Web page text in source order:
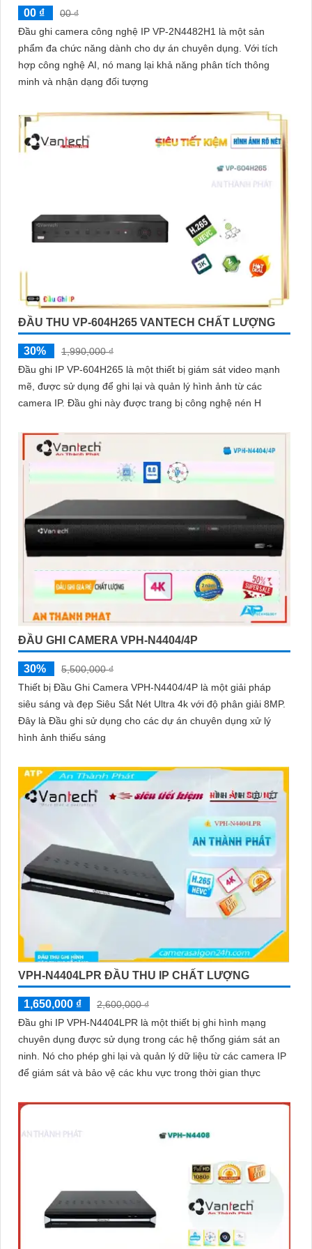
00 ₫
00 ₫
Đầu ghi camera công nghệ IP VP-2N4482H1 là một sản
phẩm đa chức năng dành cho dự án chuyên dụng. Với tích
hợp công nghệ AI, nó mang lại khả năng phân tích thông
minh và nhận dạng đối tượng
ĐẦU THU VP-604H265 VANTECH CHẤT LƯỢNG
30%
1,990,000 ₫
Đầu ghi IP VP-604H265 là một thiết bị giám sát video mạnh
mẽ, được sử dụng để ghi lại và quản lý hình ảnh từ các
camera IP. Đầu ghi này được trang bị công nghệ nén H
ĐẦU GHI CAMERA VPH-N4404/4P
30%
5,500,000 ₫
Thiết bị Đầu Ghi Camera VPH-N4404/4P là một giải pháp
siêu sáng và đẹp Siêu Sắt Nét Ultra 4k với độ phân giải 8MP.
Đây là Đầu ghi sử dụng cho các dự án chuyên dụng xử lý
hình ảnh thiếu sáng
VPH-N4404LPR ĐẦU THU IP CHẤT LƯỢNG
1,650,000 ₫
2,600,000 ₫
Đầu ghi IP VPH-N4404LPR là một thiết bị ghi hình mạng
chuyên dụng được sử dụng trong các hệ thống giám sát an
ninh. Nó cho phép ghi lại và quản lý dữ liệu từ các camera IP
để giám sát và bảo vệ các khu vực trong thời gian thực